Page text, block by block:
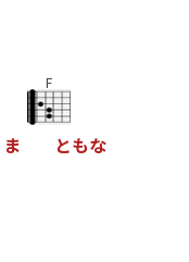
ま
F
ともな